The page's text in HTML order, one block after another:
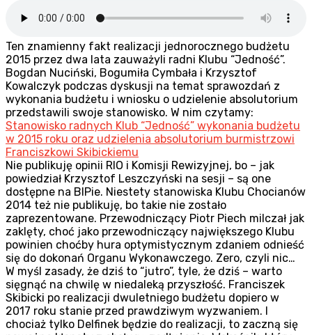
Ten znamienny fakt realizacji jednorocznego budżetu
2015 przez dwa lata zauważyli radni Klubu “Jedność”.
Bogdan Nuciński, Bogumiła Cymbała i Krzysztof
Kowalczyk podczas dyskusji na temat sprawozdań z
wykonania budżetu i wniosku o udzielenie absolutorium
przedstawili swoje stanowisko. W nim czytamy:
Stanowisko radnych Klub “Jedność” wykonania budżetu
w 2015 roku oraz udzielenia absolutorium burmistrzowi
Franciszkowi Skibickiemu
Nie publikuję opinii RIO i Komisji Rewizyjnej, bo – jak
powiedział Krzysztof Leszczyński na sesji – są one
dostępne na BIPie. Niestety stanowiska Klubu Chocianów
2014 też nie publikuję, bo takie nie zostało
zaprezentowane. Przewodniczący Piotr Piech milczał jak
zaklęty, choć jako przewodniczący największego Klubu
powinien choćby hura optymistycznym zdaniem odnieść
się do dokonań Organu Wykonawczego. Zero, czyli nic…
W myśl zasady, że dziś to “jutro”, tyle, że dziś – warto
sięgnąć na chwilę w niedaleką przyszłość. Franciszek
Skibicki po realizacji dwuletniego budżetu dopiero w
2017 roku stanie przed prawdziwym wyzwaniem. I
chociaż tylko Delfinek będzie do realizacji, to zaczną się